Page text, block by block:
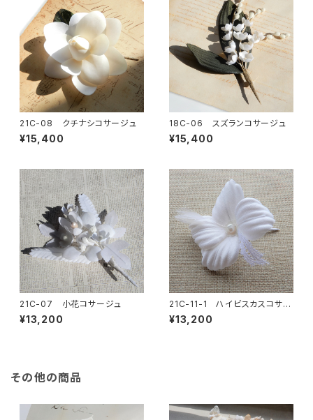
21C-08 クチナシコサージュ
¥15,400
18C-06 スズランコサージュ
¥15,400
21C-07 小花コサージュ
¥13,200
21C-11-1 ハイビスカスコサー
ジュ
¥13,200
その他の商品